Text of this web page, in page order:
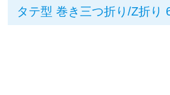
タテ型 巻き三つ折り/Z折り